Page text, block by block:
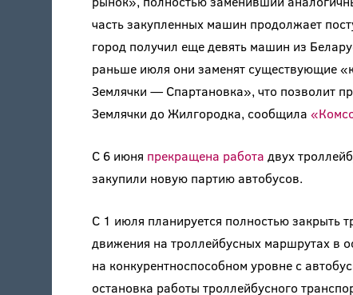
часть закупленных машин продолжает
город получил еще девять машин из
раньше июля они заменят существующие
Землячки — Спартановка», что позволит
Землячки до Жилгородка, сообщила
С 6 июня прекращена работа двух
закупили новую партию автобусов.
С 1 июля планируется полностью закрыть
движения на троллейбусных маршрутах в
на конкурентноспособном уровне с
остановка работы троллейбусного